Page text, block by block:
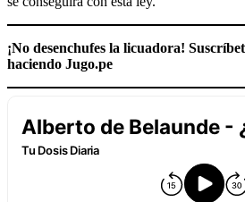
¡No desenchufes la licuadora!
haciendo Jugo.pe